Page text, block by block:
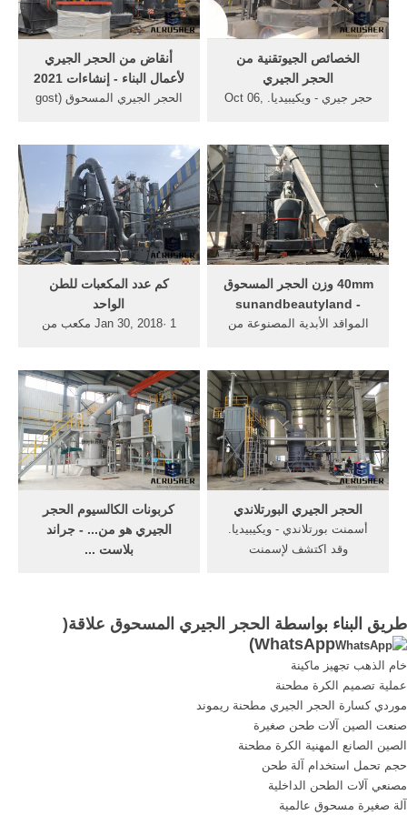
أكثر
أنقاض من الحجر الجيري
لأعمال البناء - إنشاءات 2021
الحجر الجيري المسحوق (gost
العناصر من 5 إلى 20 ملليمتر ،
عندها لديك مادة أرضية ناعماً.
يتم استخدامه في تصنيع
الخلطات الخرسانية.
الخصائص الجيوتقنية من
الحجر الجيري
حجر جيري - ويكيبيديا. Oct 06,
CaCO 3) هو حجر رسوبي
ناشئ من رواسب أحياء مائية
متكلسة كالمرجان والمنخربات
والرخويات و كذلك على أحبار
وقواقع بحرية.
كم عدد المكعبات للطن
الواحد
Jan 30, 2018· 1 مكعب من
للنسب والمعايير التقنية لإعداد
هاون الاسمنت هو مهمة
أساسية.
40mm وزن الحجر المسحوق
- sunandbeautyland
المواقد الأبدية المصنوعة من
ليس فقط من أجل الأساس ،
ولكن أيضا للتكسية ، التي لديها
وزن كافٍ كافي.
‫كربونات الكالسيوم الحجر
الجيري هو من... - جراند
بلاست ...
علم المعادن والاسم الكيمائي
الحجر الجيري البورتلاندي
أسمنت بورتلاندي - ويكيبيديا.
وقد اكتشف لإسمنت
الطين والحجر الجيري الصلب
المسحوق ناعم ا في الفرن
إلى أن يتم توليد غز ثنائي
أوكسيد الكاربون حيث ...
طريق البناء بواسطة الحجر الجيري المسحوق علاقة(
WhatsApp
)
خام الذهب تجهيز ماكينة
عملية تصميم الكرة مطحنة
موردي كسارة الحجر الجيري مطحنة ريموند
صنعت الصين آلات طحن صغيرة
الصين الصانع المهنية الكرة مطحنة
حجم تحمل استخدام آلة طحن
مصنعي آلات الطحن الداخلية
آلة صغيرة مسحوق عالمية